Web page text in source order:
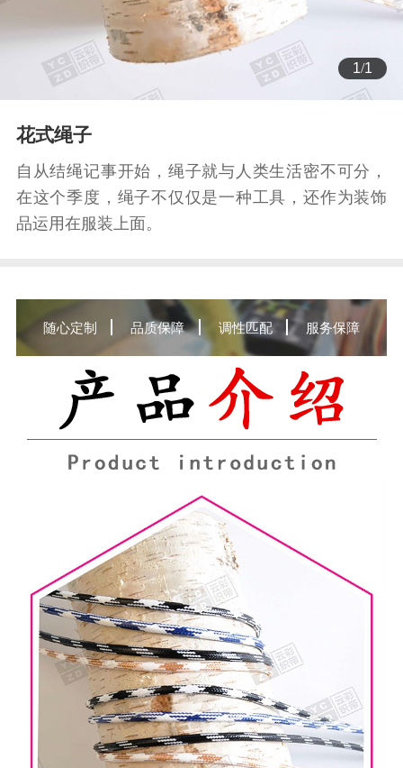
1/1
花式绳子
自从结绳记事开始，绳子就与人类生活密不可分，
在这个季度，绳子不仅仅是一种工具，还作为装饰
品运用在服装上面。
随心定制 品质保障 调性匹配 服务保障